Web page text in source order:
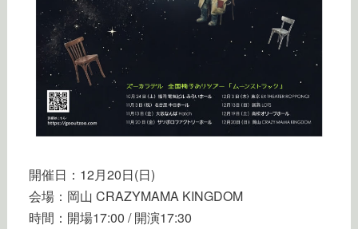
開催日：12月20日(日)
会場：岡山 CRAZYMAMA KINGDOM
時間：開場17:00 / 開演17:30